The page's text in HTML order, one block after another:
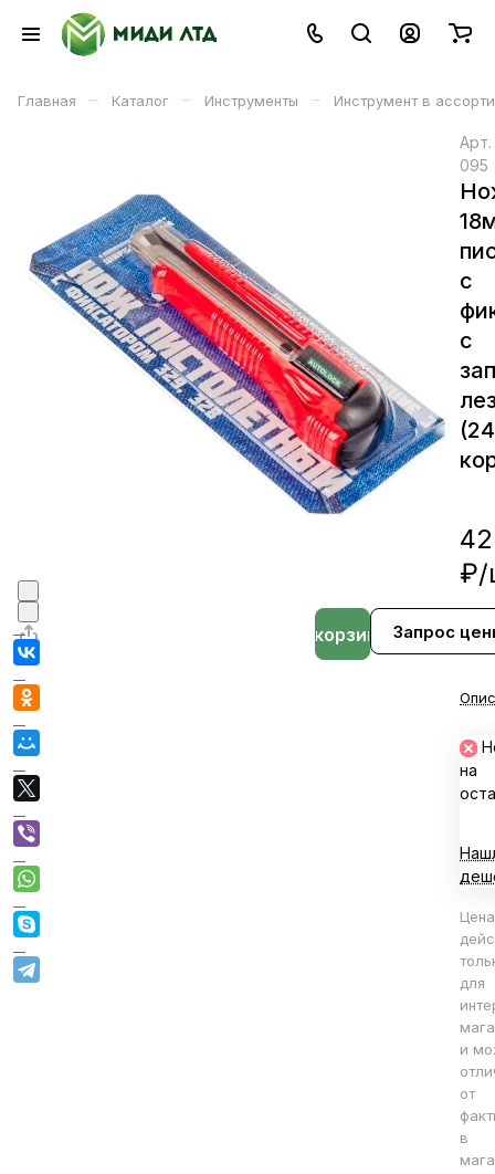
Главная – Каталог – Инструменты – Инструмент в
Арт.
095
с
с
42
₽/
Запрос
В корзине
на
Цена
для
и
от
в